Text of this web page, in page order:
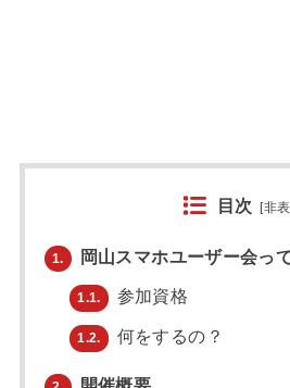
目次 [非
1. 岡山スマホユーザー会っ
1.1. 参加資格
1.2. 何をするの？